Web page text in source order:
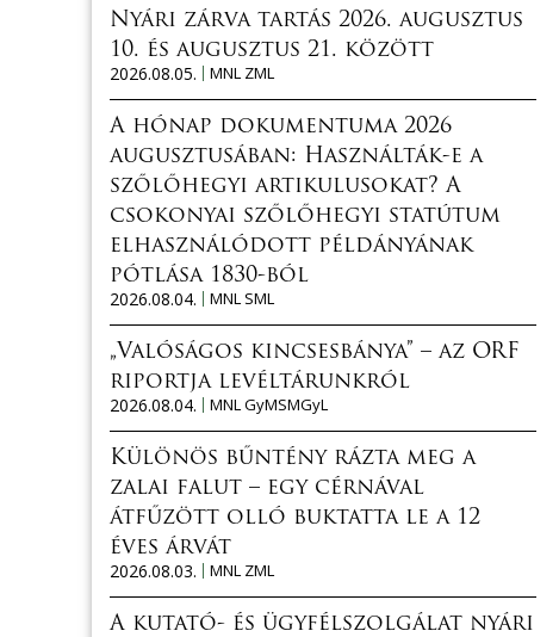
Nyári zárva tartás 2026. augusztus
10. és augusztus 21. között
2026.08.05.
MNL ZML
A hónap dokumentuma 2026
augusztusában: Használták-e a
szőlőhegyi artikulusokat? A
csokonyai szőlőhegyi statútum
elhasználódott példányának
pótlása 1830-ból
2026.08.04.
MNL SML
„Valóságos kincsesbánya” – az ORF
riportja levéltárunkról
2026.08.04.
MNL GyMSMGyL
Különös bűntény rázta meg a
zalai falut – egy cérnával
átfűzött olló buktatta le a 12
éves árvát
2026.08.03.
MNL ZML
A kutató- és ügyfélszolgálat nyári